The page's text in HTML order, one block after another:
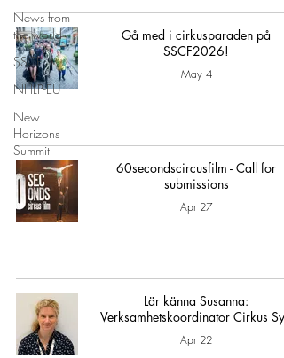
News from
the world
SSCF
NHLP-EU
New
Horizons
Summit
Gå med i cirkusparaden på
SSCF2026!
May 4
60secondscircusfilm - Call for
submissions
Apr 27
Lär känna Susanna:
Verksamhetskoordinator Cirkus Syd
Apr 22